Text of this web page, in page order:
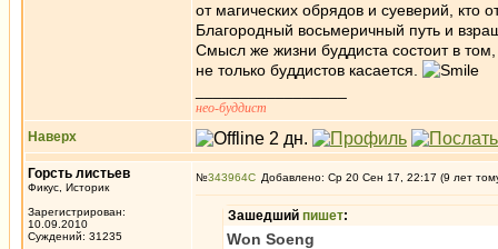
от магических обрядов и суеверий, кто
Благородный восьмеричный путь и
Смысл же жизни буддиста состоит в
не только буддистов касается.
нео-буддист
Наверх
Горсть листьев
Фикус, Историк
Зарегистрирован:
10.09.2010
Суждений: 31235
№343964 Добавлено: Ср 20 Сен 17, 22:17 (9 лет
Зашедший пишет:
Won Soeng